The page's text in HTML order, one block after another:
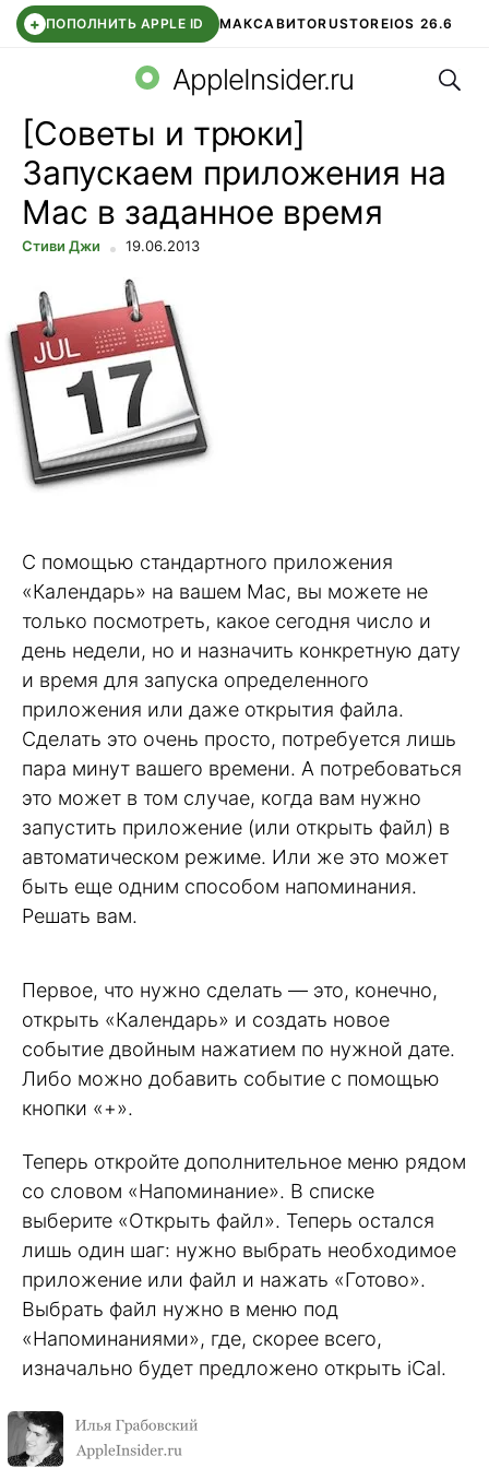
+ ПОПОЛНИТЬ APPLE ID МАКСАВИТОRUSTOREIOS 26.6
СБЕР КИДС ВТБ ОНЛАЙН ЧАТ В ROBLOX
AppleInsider.ru
[Советы и трюки]
Запускаем приложения на
Mac в заданное время
Стиви Джи 19.06.2013
С помощью стандартного приложения
«Календарь» на вашем Mac, вы можете не
только посмотреть, какое сегодня число и
день недели, но и назначить конкретную дату
и время для запуска определенного
приложения или даже открытия файла.
Сделать это очень просто, потребуется лишь
пара минут вашего времени. А потребоваться
это может в том случае, когда вам нужно
запустить приложение (или открыть файл) в
автоматическом режиме. Или же это может
быть еще одним способом напоминания.
Решать вам.
Первое, что нужно сделать — это, конечно,
открыть «Календарь» и создать новое
событие двойным нажатием по нужной дате.
Либо можно добавить событие с помощью
кнопки «+».
Теперь откройте дополнительное меню рядом
со словом «Напоминание». В списке
выберите «Открыть файл». Теперь остался
лишь один шаг: нужно выбрать необходимое
приложение или файл и нажать «Готово».
Выбрать файл нужно в меню под
«Напоминаниями», где, скорее всего,
изначально будет предложено открыть iCal.